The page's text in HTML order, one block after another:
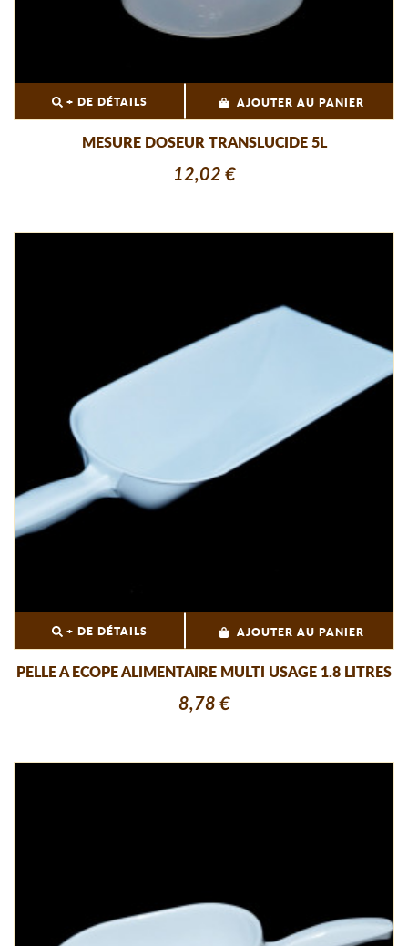
+ DE DÉTAILS AJOUTER AU PANIER
MESURE DOSEUR TRANSLUCIDE 5L
12,02 €
+ DE DÉTAILS AJOUTER AU PANIER
PELLE A ECOPE ALIMENTAIRE MULTI USAGE 1.8 LITRES
8,78 €